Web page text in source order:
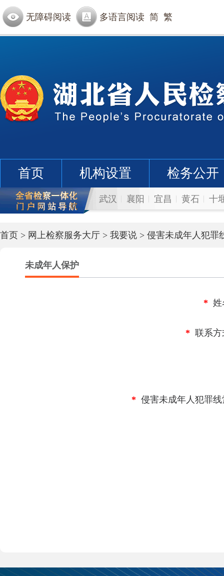
无障碍阅读 多语言阅读 简 繁
首页 机构设置 检务公开
武汉 襄阳 宜昌 黄石 十
首页 > 网上检察服务大厅 > 我要说 > 侵害未成年人犯罪